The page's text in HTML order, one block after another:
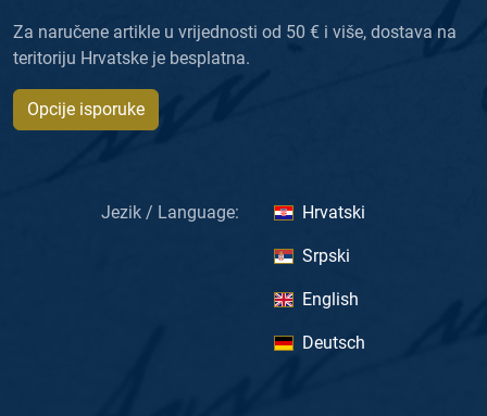
Za naručene artikle u vrijednosti od 50 € i više, dostava na
teritoriju Hrvatske je besplatna.
Opcije isporuke
Jezik / Language: Hrvatski
Srpski
English
Deutsch